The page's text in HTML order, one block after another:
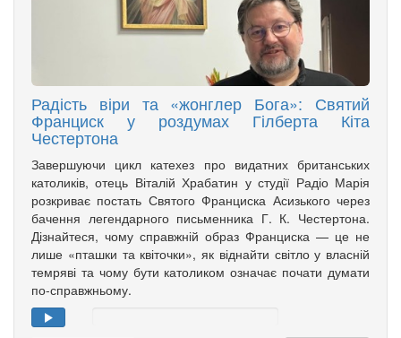
Радість віри та «жонглер Бога»: Святий
Франциск у роздумах Гілберта Кіта
Честертона
Завершуючи цикл катехез про видатних британських
католиків, отець Віталій Храбатин у студії Радіо Марія
розкриває постать Святого Франциска Асизького через
бачення легендарного письменника Г. К. Честертона.
Дізнайтеся, чому справжній образ Франциска — це не
лише «пташки та квіточки», як віднайти світло у власній
темряві та чому бути католиком означає почати думати
по-справжньому.